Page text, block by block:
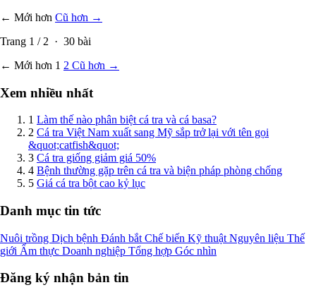
← Mới hơn Cũ hơn →
Trang 1 / 2 · 30 bài
← Mới hơn 1 2 Cũ hơn →
Xem nhiều nhất
1 Làm thế nào phân biệt cá tra và cá basa?
2 Cá tra Việt Nam xuất sang Mỹ sắp trở lại với tên gọi
&quot;catfish&quot;
3 Cá tra giống giảm giá 50%
4 Bệnh thường gặp trên cá tra và biện pháp phòng chống
5 Giá cá tra bột cao kỷ lục
Danh mục tin tức
Nuôi trồng Dịch bệnh Đánh bắt Chế biến Kỹ thuật Nguyên liệu Thế
giới Ẩm thực Doanh nghiệp Tổng hợp Góc nhìn
Đăng ký nhận bản tin